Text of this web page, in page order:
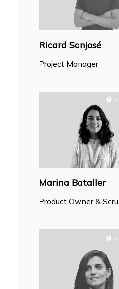
Ricard Sanjosé
Project Manager
Marina Bataller
Product Owner &